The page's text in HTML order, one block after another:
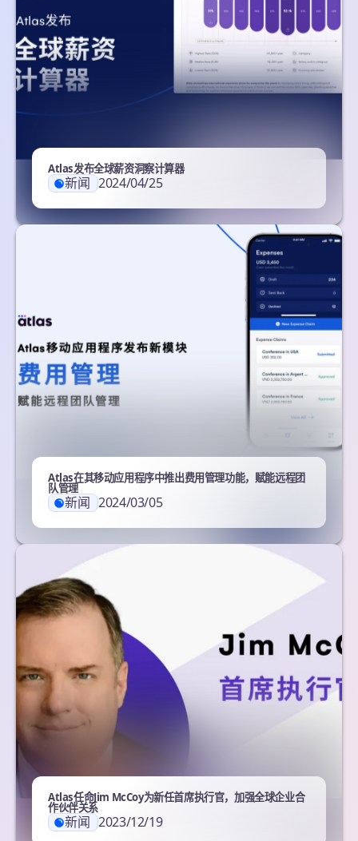
Atlas发布全球薪资洞察计算器
新闻 2024/04/25
Atlas在其移动应用程序中推出费用管理功能，赋能远程团
队管理
新闻 2024/03/05
Atlas任命Jim McCoy为新任首席执行官，加强全球企业合
作伙伴关系
新闻 2023/12/19